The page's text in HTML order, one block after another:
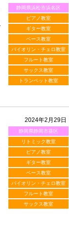
静岡県浜松市浜名区
ピアノ教室
ギター教室
ベース教室
バイオリン・チェロ教室
フルート教室
サックス教室
トランペット教室
2024年2月29日
静岡県静岡市葵区
リトミック教室
ピアノ教室
ギター教室
ベース教室
バイオリン・チェロ教室
フルート教室
サックス教室